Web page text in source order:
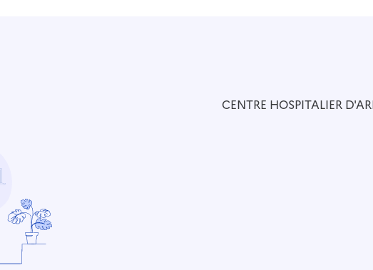
CENTRE HOSPITALIER